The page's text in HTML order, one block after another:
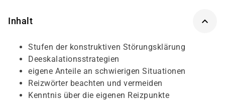
Inhalt
Stufen der konstruktiven Störungsklärung
Deeskalationsstrategien
eigene Anteile an schwierigen Situationen
Reizwörter beachten und vermeiden
Kenntnis über die eigenen Reizpunkte